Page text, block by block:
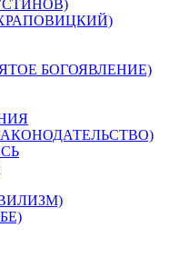
БОГОЯВЛЕНИЕ)